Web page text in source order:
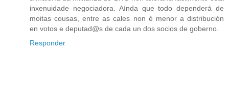
inxenuidade negociadora. Aínda que todo dependerá de
moitas cousas, entre as cales non é menor a distribución
en votos e deputad@s de cada un dos socios de goberno.
Responder